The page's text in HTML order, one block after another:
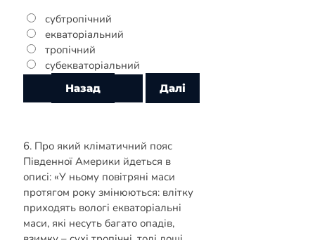
субтропічний
екваторіальний
тропічний
субекваторіальний
6. Про який кліматичний пояс
Південної Америки йдеться в
описі: «У ньому повітряні маси
протягом року змінюються: влітку
приходять вологі екваторіальні
маси, які несуть багато опадів,